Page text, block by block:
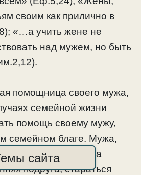
своим как прилично в
«…а учить жене не
над мужем, но быть
помощница своего мужа,
семейной жизни
помощь своему мужу,
семейном благе. Мужа,
трудами, она
подруга, стараться
сайта